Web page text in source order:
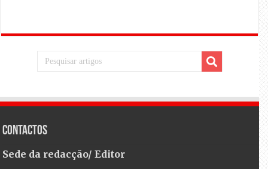
Contactos
Sede da redacção/ Editor